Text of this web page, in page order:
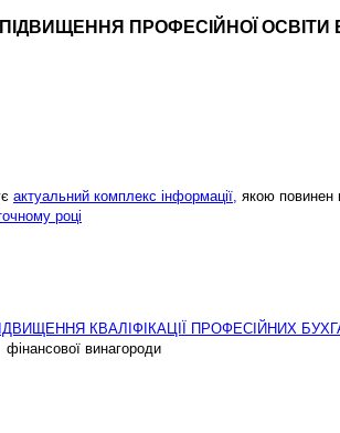
ПРОФЕСІЙНОЇ
актуальний комплекс інформації, якою повинен
році
КВАЛІФІКАЦІЇ ПРОФЕСІЙНИХ
винагороди